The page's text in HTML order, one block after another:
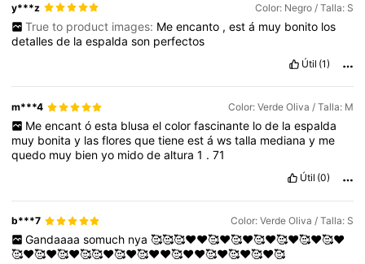
y***z Color: Negro / Talla: S
True to product images: Me encanto , est á muy bonito los
detallesde laespaldason perfectos
Útil (1)
m***4 Color: Verde Oliva / Talla: M
Me encant ó esta blusa el color fascinante lo de la espalda
muy bonitay lasfloresquetieneestáwstalla medianay me
quedo muy bienyo midodealtura1 .71
Útil (0)
b***7 Color: Verde Oliva / Talla: S
Gandaaaa somuch nya 🥰🥰🥰❤️❤️🥰❤️🥰❤️🥰❤️🥰❤️🥰❤️🥰❤️
🥰❤️🥰❤️🥰❤️🥰🥰❤️🥰❤️🥰❤️❤️🥰❤️❤️🥰❤️🥰❤️🥰❤️🥰